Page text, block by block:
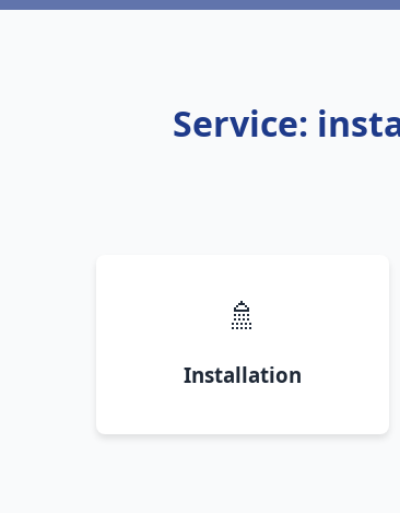
Service:
🚿
Installation